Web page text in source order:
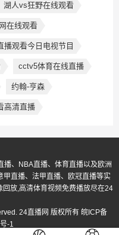
湖人vs狂野在线观看
在线观看
播观看今日电视节目
cctv5体育在线直播
约翰-亨森
高清直播
、NBA直播、体育直播以及欧洲
直播、法甲直播、欧冠直播等实
放,高清体育视频免费播放尽在24
24直播网 版权所有 皖ICP备
-1